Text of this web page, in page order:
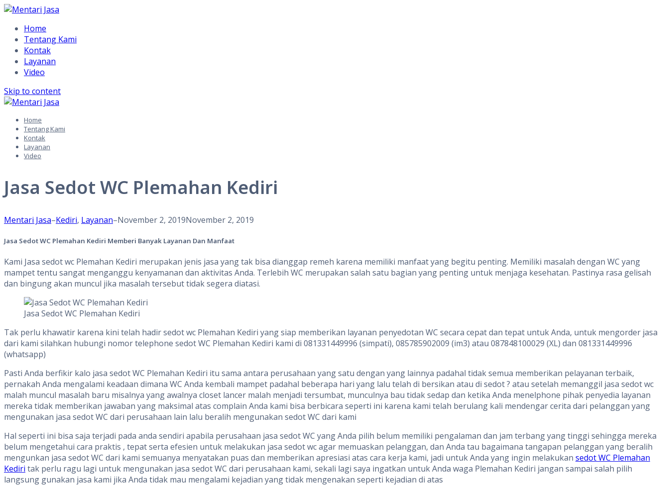
Home
Tentang Kami
Kontak
Layanan
Video
Skip to content
Home
Tentang Kami
Kontak
Layanan
Video
Jasa Sedot WC Plemahan Kediri
Mentari Jasa–Kediri, Layanan–November 2, 2019November 2, 2019
Jasa Sedot WC Plemahan Kediri Memberi Banyak Layanan Dan Manfaat
Kami Jasa sedot wc Plemahan Kediri merupakan jenis jasa yang tak bisa dianggap remeh karena memiliki manfaat yang begitu penting. Memiliki masalah dengan WC yang
mampet tentu sangat menganggu kenyamanan dan aktivitas Anda. Terlebih WC merupakan salah satu bagian yang penting untuk menjaga kesehatan. Pastinya rasa gelisah
dan bingung akan muncul jika masalah tersebut tidak segera diatasi.
Jasa Sedot WC Plemahan Kediri
Tak perlu khawatir karena kini telah hadir sedot wc Plemahan Kediri yang siap memberikan layanan penyedotan WC secara cepat dan tepat untuk Anda, untuk mengorder jasa
dari kami silahkan hubungi nomor telephone sedot WC Plemahan Kediri kami di 081331449996 (simpati), 085785902009 (im3) atau 087848100029 (XL) dan 081331449996
(whatsapp)
Pasti Anda berfikir kalo jasa sedot WC Plemahan Kediri itu sama antara perusahaan yang satu dengan yang lainnya padahal tidak semua memberikan pelayanan terbaik,
pernakah Anda mengalami keadaan dimana WC Anda kembali mampet padahal beberapa hari yang lalu telah di bersikan atau di sedot ? atau setelah memanggil jasa sedot wc
malah muncul masalah baru misalnya yang awalnya closet lancer malah menjadi tersumbat, munculnya bau tidak sedap dan ketika Anda menelphone pihak penyedia layanan
mereka tidak memberikan jawaban yang maksimal atas complain Anda kami bisa berbicara seperti ini karena kami telah berulang kali mendengar cerita dari pelanggan yang
mengunakan jasa sedot WC dari perusahaan lain lalu beralih mengunakan sedot WC dari kami
Hal seperti ini bisa saja terjadi pada anda sendiri apabila perusahaan jasa sedot WC yang Anda pilih belum memiliki pengalaman dan jam terbang yang tinggi sehingga mereka
belum mengetahui cara praktis , tepat serta efesien untuk melakukan jasa sedot wc agar memuaskan pelanggan, dan Anda tau bagaimana tangapan pelanggan yang beralih
mengunkan jasa sedot WC dari kami semuanya menyatakan puas dan memberikan apresiasi atas cara kerja kami, jadi untuk Anda yang ingin melakukan sedot WC Plemahan
Kediri tak perlu ragu lagi untuk mengunakan jasa sedot WC dari perusahaan kami, sekali lagi saya ingatkan untuk Anda waga Plemahan Kediri jangan sampai salah pilih
langsung gunakan jasa kami jika Anda tidak mau mengalami kejadian yang tidak mengenakan seperti kejadian di atas